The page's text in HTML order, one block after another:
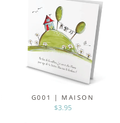
G001 | MAISON
$3.95